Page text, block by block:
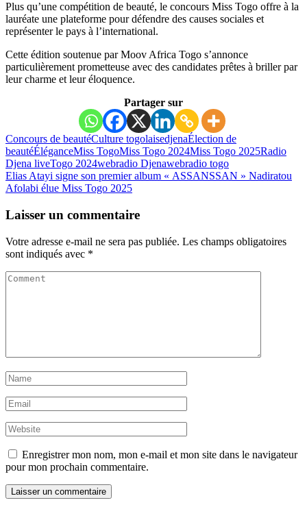
Plus qu’une compétition de beauté, le concours Miss Togo offre à la
lauréate une plateforme pour défendre des causes sociales et
représenter le pays à l’international.
Cette édition soutenue par Moov Africa Togo s’annonce
particulièrement prometteuse avec des candidates prêtes à briller par
leur charme et leur éloquence.
Partager sur
Concours de beautéCulture togolaisedjenaÉlection de
beautéÉléganceMiss TogoMiss Togo 2024Miss Togo 2025Radio
Djena liveTogo 2024webradio Djenawebradio togo
Elias Atayi signe son premier album « ASSANSSAN » Nadiratou
Afolabi élue Miss Togo 2025
Laisser un commentaire
Votre adresse e-mail ne sera pas publiée. Les champs obligatoires
sont indiqués avec *
Enregistrer mon nom, mon e-mail et mon site dans le navigateur
pour mon prochain commentaire.